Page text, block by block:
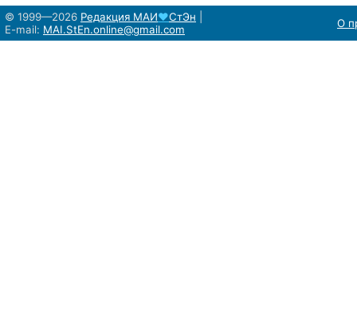
© 1999—2026 Редакция МАИ♥СтЭн
E-mail: MAI.StEn.online@gmail.com О